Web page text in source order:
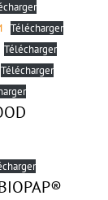
Télécharger
Télécharger
Télécharger